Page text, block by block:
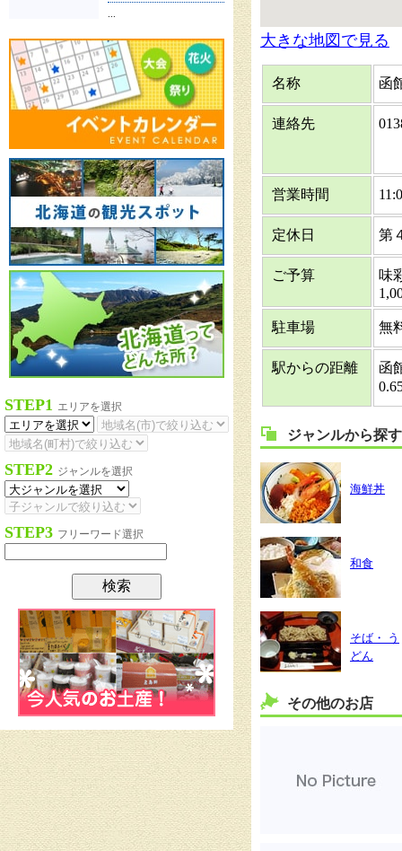
STEP1 エリアを選択
STEP2 ジャンルを選択
STEP3 フリーワード選択
大きな地図で見る
名称 函
連絡先
営業時間
定休日 第
ご予算
味
駐車場 無
駅からの距離
函
ジャンルから探す
海鮮丼
和食
そば・ う
どん
その他のお店